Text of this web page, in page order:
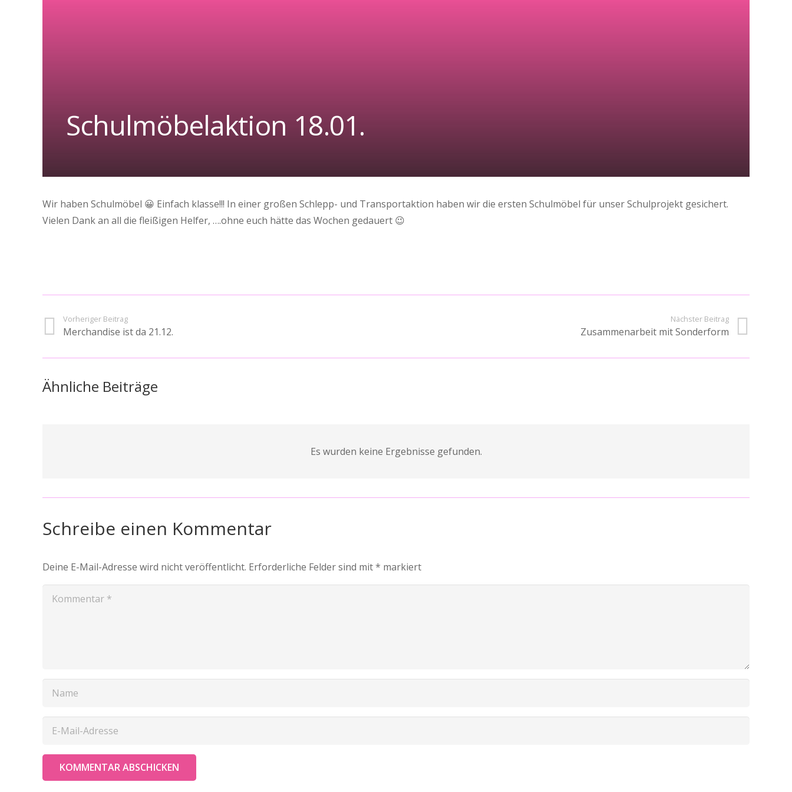
Schulmöbelaktion 18.01.
Wir haben Schulmöbel 😀 Einfach klasse!!! In einer großen Schlepp- und Transportaktion haben wir die ersten Schulmöbel für unser Schulprojekt gesichert.
Vielen Dank an all die fleißigen Helfer, ….ohne euch hätte das Wochen gedauert 😉
Vorheriger Beitrag
Merchandise ist da 21.12.
Nächster Beitrag
Zusammenarbeit mit Sonderform
Ähnliche Beiträge
Es wurden keine Ergebnisse gefunden.
Schreibe einen Kommentar
Deine E-Mail-Adresse wird nicht veröffentlicht. Erforderliche Felder sind mit* markiert
KOMMENTAR ABSCHICKEN